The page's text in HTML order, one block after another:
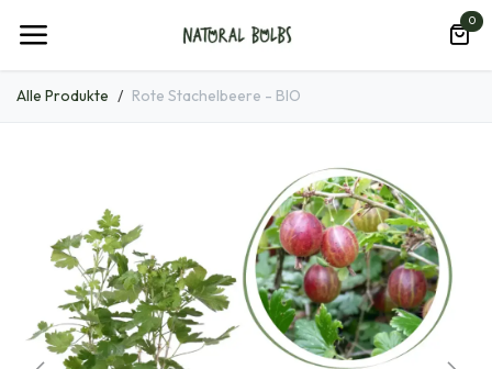
0
Alle Produkte Rote Stachelbeere - BIO